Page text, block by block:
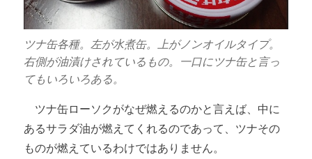
ツナ缶各種。左が水煮缶。上がノンオイルタイプ。
右側が油漬けされているもの。一口にツナ缶と言っ
てもいろいろある。
ツナ缶ローソクがなぜ燃えるのかと言えば、中に
あるサラダ油が燃えてくれるのであって、ツナその
ものが燃えているわけではありません。